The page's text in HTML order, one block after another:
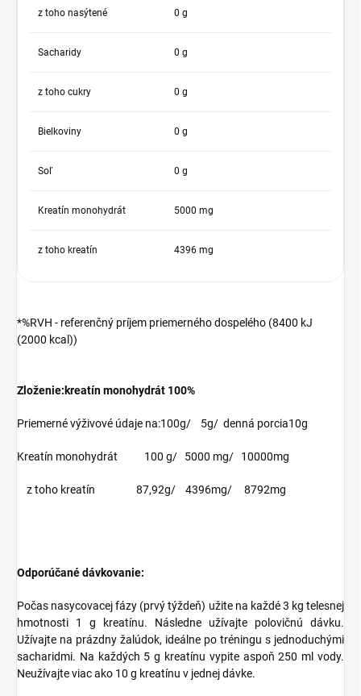
z toho nasýtené 0 g
Sacharidy 0 g
z toho cukry 0 g
Bielkoviny 0 g
Soľ 0 g
Kreatín monohydrát 5000 mg
z toho kreatín 4396 mg
*%RVH - referenčný príjem priemerného dospelého (8400 kJ
(2000 kcal))
Zloženie:kreatín monohydrát 100%
Priemerné výživové údaje na:100g/ 5g/ denná porcia10g
Kreatín monohydrát 100 g/ 5000 mg/ 10000mg
z toho kreatín 87,92g/ 4396mg/ 8792mg
Odporúčané dávkovanie:
Počas nasycovacej fázy (prvý týždeň) užite na každé 3 kg telesnej
hmotnosti 1 g kreatínu. Následne užívajte polovičnú dávku.
Užívajte na prázdny žalúdok, ideálne po tréningu s jednoduchými
sacharidmi. Na každých 5 g kreatínu vypite aspoň 250 ml vody.
Neužívajte viac ako 10 g kreatínu v jednej dávke.